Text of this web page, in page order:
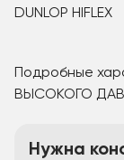
DUNLOP HIFLEX
Подробные
ВЫСОКОГО
Нужна